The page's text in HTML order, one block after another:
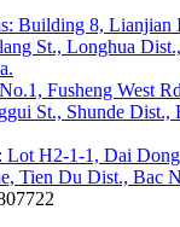
Building 8, Lianjian
St., Longhua
Fusheng West
St., Shunde Dist.,
Lot H2-1-1, Dai
Tien Du Dist., Bac